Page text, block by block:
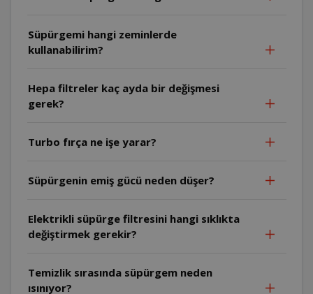
Süpürgemi hangi zeminlerde
kullanabilirim?
Hepa filtreler kaç ayda bir değişmesi
gerek?
Turbo fırça ne işe yarar?
Süpürgenin emiş gücü neden düşer?
Elektrikli süpürge filtresini hangi sıklıkta
değiştirmek gerekir?
Temizlik sırasında süpürgem neden
ısınıyor?